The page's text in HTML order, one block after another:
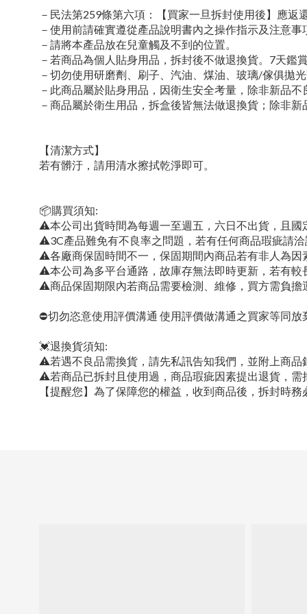
－民法第259條第六項：【買家一旦拆封使用後】應返
－使用前請確實遵從產品說明書內之操作指示及注意事
－請將本產品放在兒童觸及不到的位置。
－若商品為個人貼身用品，拆封後不做退換貨。7天鑑
－切勿使用研磨劑、刷子、汽油、煤油、玻璃/傢俱拋
－此商品屬於貼身用品，因衛生安全考量，除非新品不
－商品屬於衛生用品，拆盒後皆無法做退換貨；除非新
【清潔方式】
若有髒汙，請用清水擦拭乾淨即可。
📦購買須知:
⚠本公司出貨時間為每週一至週五，六日不出貨，且國
⚠3C產品難免有不良率之問題，若有任何商品瑕疵請洽
⚠各廠商保固時間不一，保固期間內商品若有非人為因
⚠本公司為多平台通路，故庫存無法即時更新，若有較
⚠商品保固期限內若商品需要檢測、維修，買方需負擔
⛔切勿恣意使用評價溝通 使用評價做溝通之買家等同放
💓退換貨須知:
⚠若遇不良品需換貨，請先私訊告知我們，並附上商品
⚠若商品已拆封且使用過，商品瑕疵因素提出退貨，需
【提醒您】為了保障您的權益，收到商品後，拆封時